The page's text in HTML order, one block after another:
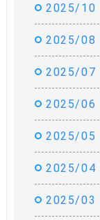
2025/10
2025/08
2025/07
2025/06
2025/05
2025/04
2025/03